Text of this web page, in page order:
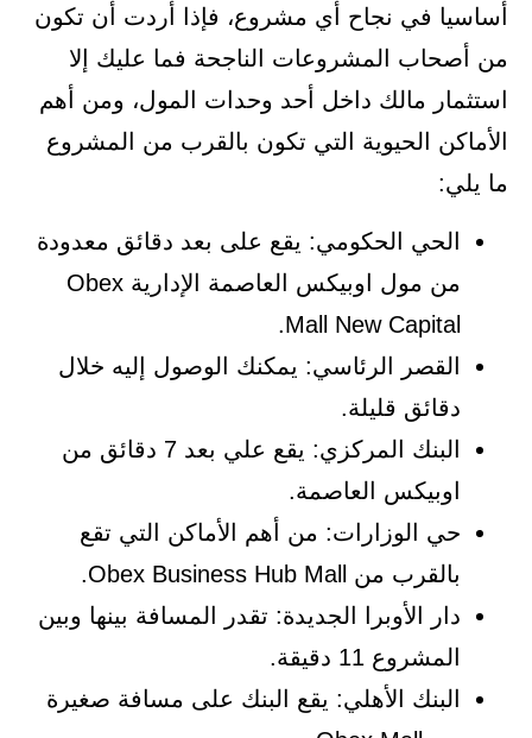
أساسيا في نجاح أي مشروع، فإذا أردت أن تكون
من أصحاب المشروعات الناجحة فما عليك إلا
استثمار مالك داخل أحد وحدات المول، ومن أهم
الأماكن الحيوية التي تكون بالقرب من المشروع
ما يلي:
الحي الحكومي: يقع على بعد دقائق معدودة
من مول اوبيكس العاصمة الإدارية Obex
Mall New Capital.
القصر الرئاسي: يمكنك الوصول إليه خلال
دقائق قليلة.
البنك المركزي: يقع علي بعد 7 دقائق من
اوبيكس العاصمة.
حي الوزارات: من أهم الأماكن التي تقع
بالقرب من Obex Business Hub Mall.
دار الأوبرا الجديدة: تقدر المسافة بينها وبين
المشروع 11 دقيقة.
البنك الأهلي: يقع البنك على مسافة صغيرة